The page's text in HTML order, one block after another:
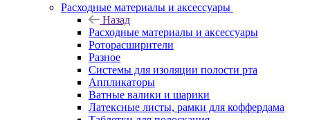
Расходные материалы и аксессуары
Назад
Расходные материалы и аксессуары
Роторасширители
Разное
Системы для изоляции полости рта
Аппликаторы
Ватные валики и шарики
Латексные листы, рамки для коффердама